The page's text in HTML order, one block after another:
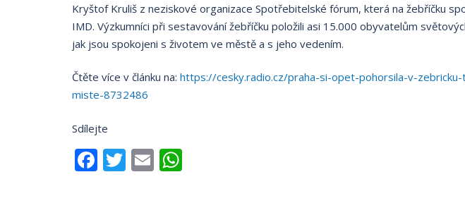
Kryštof Kruliš z neziskové organizace Spotřebitelské fórum, která na žebříčku
IMD. Výzkumníci při sestavování žebříčku položili asi 15.000 obyvatelům
jak jsou spokojeni s životem ve městě a s jeho vedením.
Čtěte více v článku na: https://cesky.radio.cz/praha-si-opet-pohorsila-v-
miste-8732486
Sdílejte
Facebook
Twitter
Email